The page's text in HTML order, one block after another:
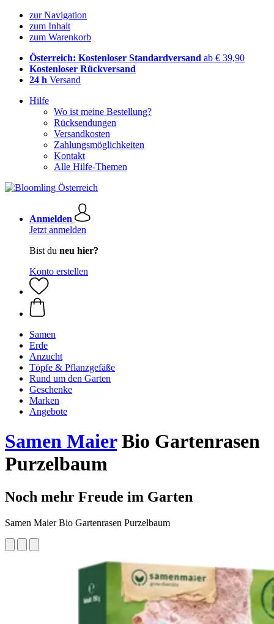
zur Navigation
zum Inhalt
zum Warenkorb
Österreich: Kostenloser Standardversand ab € 39,90
Kostenloser Rückversand
24 h Versand
Hilfe
Wo ist meine Bestellung?
Rücksendungen
Versandkosten
Zahlungsmöglichkeiten
Kontakt
Alle Hilfe-Themen
Anmelden
Jetzt anmelden
Bist du neu hier?
Konto erstellen
Samen
Erde
Anzucht
Töpfe & Pflanzgefäße
Rund um den Garten
Geschenke
Marken
Angebote
Samen MaierBio Gartenrasen
Purzelbaum
Noch mehr Freude im Garten
Samen Maier Bio Gartenrasen Purzelbaum